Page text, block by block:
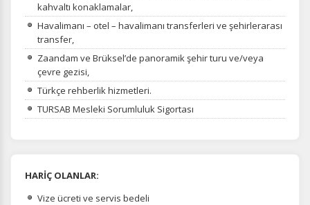
kahvaltı konaklamalar,
Havalimanı – otel – havalimanı transferleri ve şehirlerarası
transfer,
Zaandam ve Brüksel’de panoramik şehir turu ve/veya
çevre gezisi,
Türkçe rehberlik hizmetleri.
TURSAB Mesleki Sorumluluk Sigortası
HARİÇ OLANLAR:
Vize ücreti ve servis bedeli